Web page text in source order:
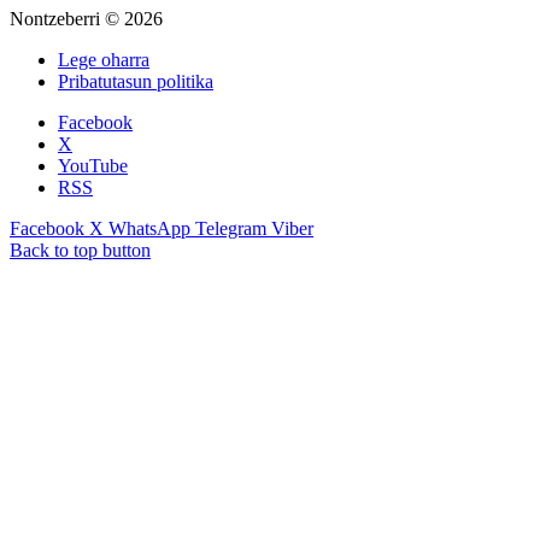
Nontzeberri © 2026
Lege oharra
Pribatutasun politika
Facebook
X
YouTube
RSS
Facebook X WhatsApp Telegram Viber
Back to top button